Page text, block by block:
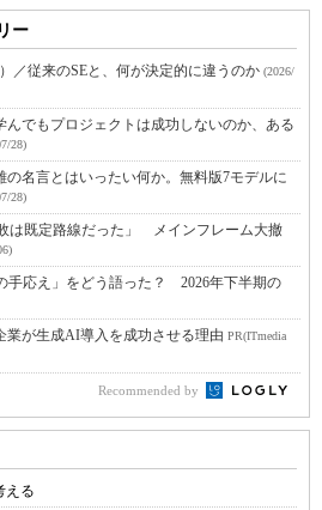
ー
／従来のSEと、何が決定的に違うのか (2026/
んでもプロジェクトは成功しないのか、ある
28)
名言とはいったい何か。無料版7モデルに
28)
は既定路線だった」 メインフレーム大撤
手応え」をどう語った？ 2026年下半期の
が生成AI導入を成功させる理由 PR(ITmedia
Recommended by
える